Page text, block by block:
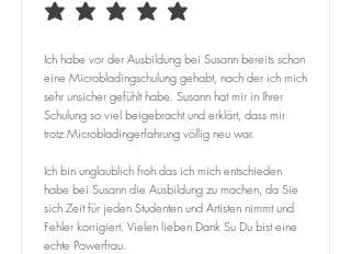
average rating is 5 out of 5
Ich habe vor der Ausbildung bei Susann bereits schon
eine Microbladingschulung gehabt, nach der ich mich
sehr unsicher gefühlt habe. Susann hat mir in Ihrer
Schulung so viel beigebracht und erklärt, dass mir
trotz Microbladingerfahrung völlig neu war. ​
Ich bin unglaublich froh das ich mich entschieden
habe bei Susann die Ausbildung zu machen, da Sie
sich Zeit für jeden Studenten und Artisten nimmt und
Fehler korrigiert. Vielen lieben Dank Su Du bist eine
echte Powerfrau.